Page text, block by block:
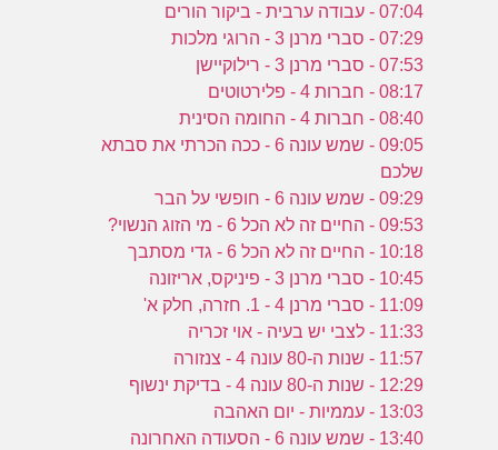
07:04 - עבודה ערבית - ביקור הורים
07:29 - סברי מרנן 3 - הרוגי מלכות
07:53 - סברי מרנן 3 - רילוקיישן
08:17 - חברות 4 - פלירטוטים
08:40 - חברות 4 - החומה הסינית
09:05 - שמש עונה 6 - ככה הכרתי את סבתא
שלכם
09:29 - שמש עונה 6 - חופשי על הבר
09:53 - החיים זה לא הכל 6 - מי הזוג הנשוי?
10:18 - החיים זה לא הכל 6 - גדי מסתבך
10:45 - סברי מרנן 3 - פיניקס, אריזונה
11:09 - סברי מרנן 4 - 1. חזרה, חלק א'
11:33 - לצבי יש בעיה - אוי זכריה
11:57 - שנות ה-80 עונה 4 - צנזורה
12:29 - שנות ה-80 עונה 4 - בדיקת ינשוף
13:03 - עממיות - יום האהבה
13:40 - שמש עונה 6 - הסעודה האחרונה